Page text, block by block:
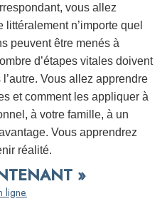
vous allez
n’importe quel
peuvent être menés à
d’étapes vitales doivent
Vous allez apprendre
et comment les appliquer à
à votre famille, à un
Vous apprendrez
réalité.
»
ligne.